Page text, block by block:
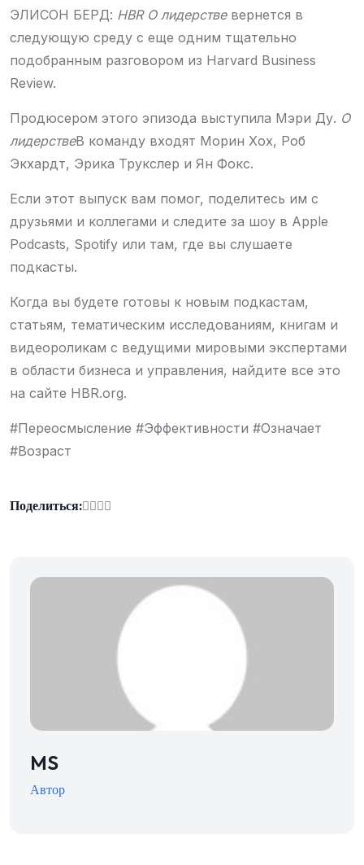
ЭЛИСОН БЕРД: HBR О лидерствевернется в
следующую среду с еще одним тщательно
подобранным разговором из Harvard Business
Review.
Продюсером этого эпизода выступила Мэри Ду. О
лидерствеВ команду входят Морин Хох, Роб
Экхардт, Эрика Трукслер и Ян Фокс.
Если этот выпуск вам помог, поделитесь им с
друзьями и коллегами и следите за шоу в Apple
Podcasts, Spotify или там, где вы слушаете
подкасты.
Когда вы будете готовы к новым подкастам,
статьям, тематическим исследованиям, книгам и
видеороликам с ведущими мировыми экспертами
в области бизнеса и управления, найдите все это
на сайте HBR.org.
#Переосмысление #Эффективности #Означает
#Возраст
Поделиться:
MS
Автор